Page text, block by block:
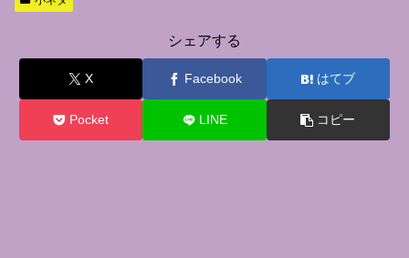
シェアする
X Facebook はてブ
Pocket LINE コピー